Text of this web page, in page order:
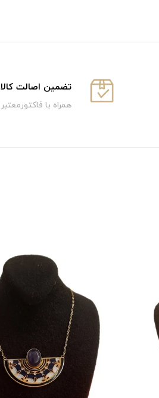
تضمین اصالت کالا
همراه با فاکتورمعتبر